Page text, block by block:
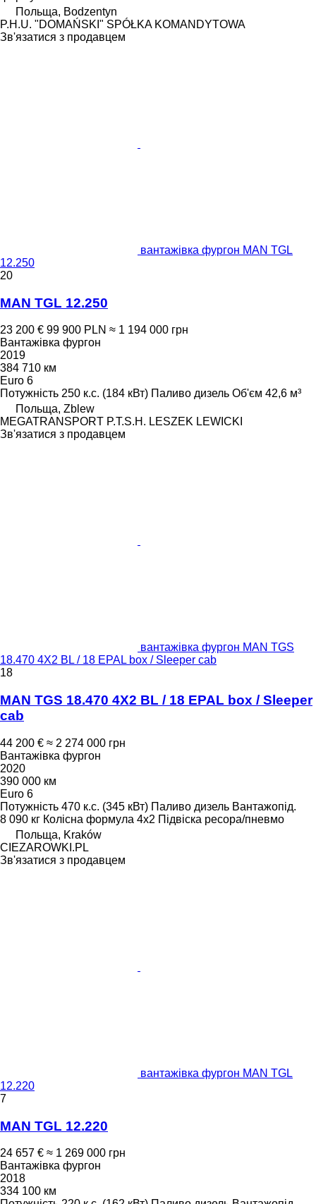
Польща, Bodzentyn
P.H.U. "DOMAŃSKI" SPÓŁKA KOMANDYTOWA
Зв'язатися з продавцем
вантажівка фургон MAN TGL
12.250
20
MAN TGL 12.250
23 200 € 99 900 PLN ≈ 1 194 000 грн
Вантажівка фургон
2019
384 710 км
Euro 6
Потужність 250 к.с. (184 кВт) Паливо дизель Об'єм 42,6 м³
Польща, Zblew
MEGATRANSPORT P.T.S.H. LESZEK LEWICKI
Зв'язатися з продавцем
вантажівка фургон MAN TGS
18.470 4X2 BL / 18 EPAL box / Sleeper cab
18
MAN TGS 18.470 4X2 BL / 18 EPAL box / Sleeper
cab
44 200 € ≈ 2 274 000 грн
Вантажівка фургон
2020
390 000 км
Euro 6
Потужність 470 к.с. (345 кВт) Паливо дизель Вантажопід.
8 090 кг Колісна формула 4x2 Підвіска ресора/пневмо
Польща, Kraków
CIEZAROWKI.PL
Зв'язатися з продавцем
вантажівка фургон MAN TGL
12.220
7
MAN TGL 12.220
24 657 € ≈ 1 269 000 грн
Вантажівка фургон
2018
334 100 км